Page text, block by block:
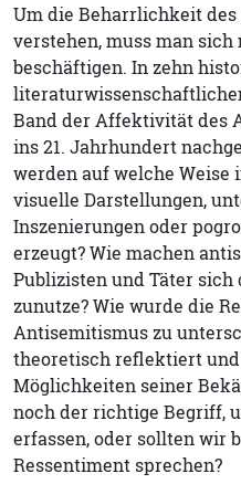
Um die Beharrlichkeit
verstehen, muss man
beschäftigen. In zehn
Band der Affektivität des
ins 21. Jahrhundert
werden auf welche
visuelle Darstellungen,
Inszenierungen oder
erzeugt? Wie machen
Publizisten und Täter
zunutze? Wie wurde die
Antisemitismus zu
theoretisch reflektiert
Möglichkeiten seiner
noch der richtige Begriff,
erfassen, oder sollten wir
Ressentiment sprechen?